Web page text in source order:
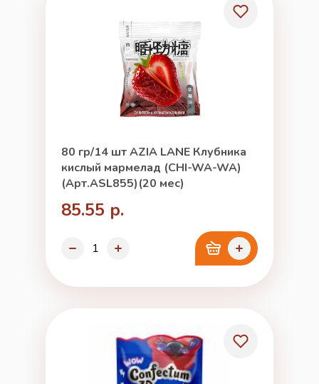
80 гр/14 шт AZIA LANE Клубника
кислый мармелад (CHI-WA-WA)
(Арт.ASL855)(20 мес)
85.55 р.